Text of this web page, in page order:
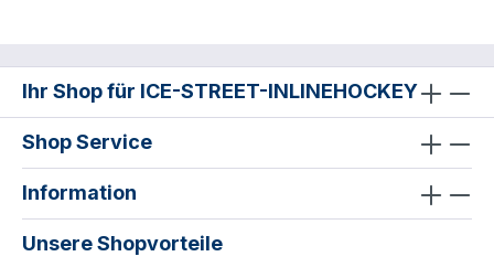
Ihr Shop für ICE-STREET-INLINEHOCKEY
Shop Service
Information
Unsere Shopvorteile